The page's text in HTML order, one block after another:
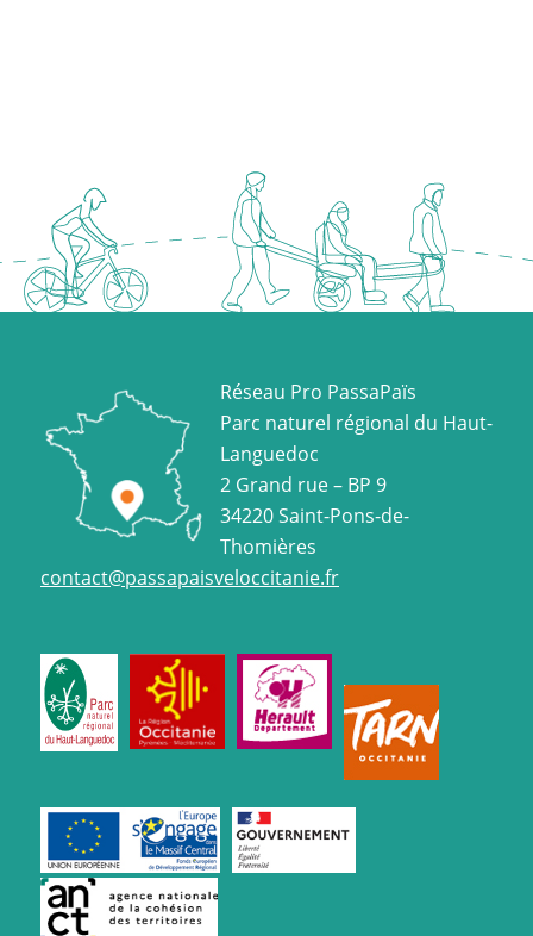
Réseau Pro PassaPaïs
Parc naturel régional du Haut-
Languedoc
2 Grand rue – BP 9
34220 Saint-Pons-de-
Thomières
contact@passapaisveloccitanie.fr